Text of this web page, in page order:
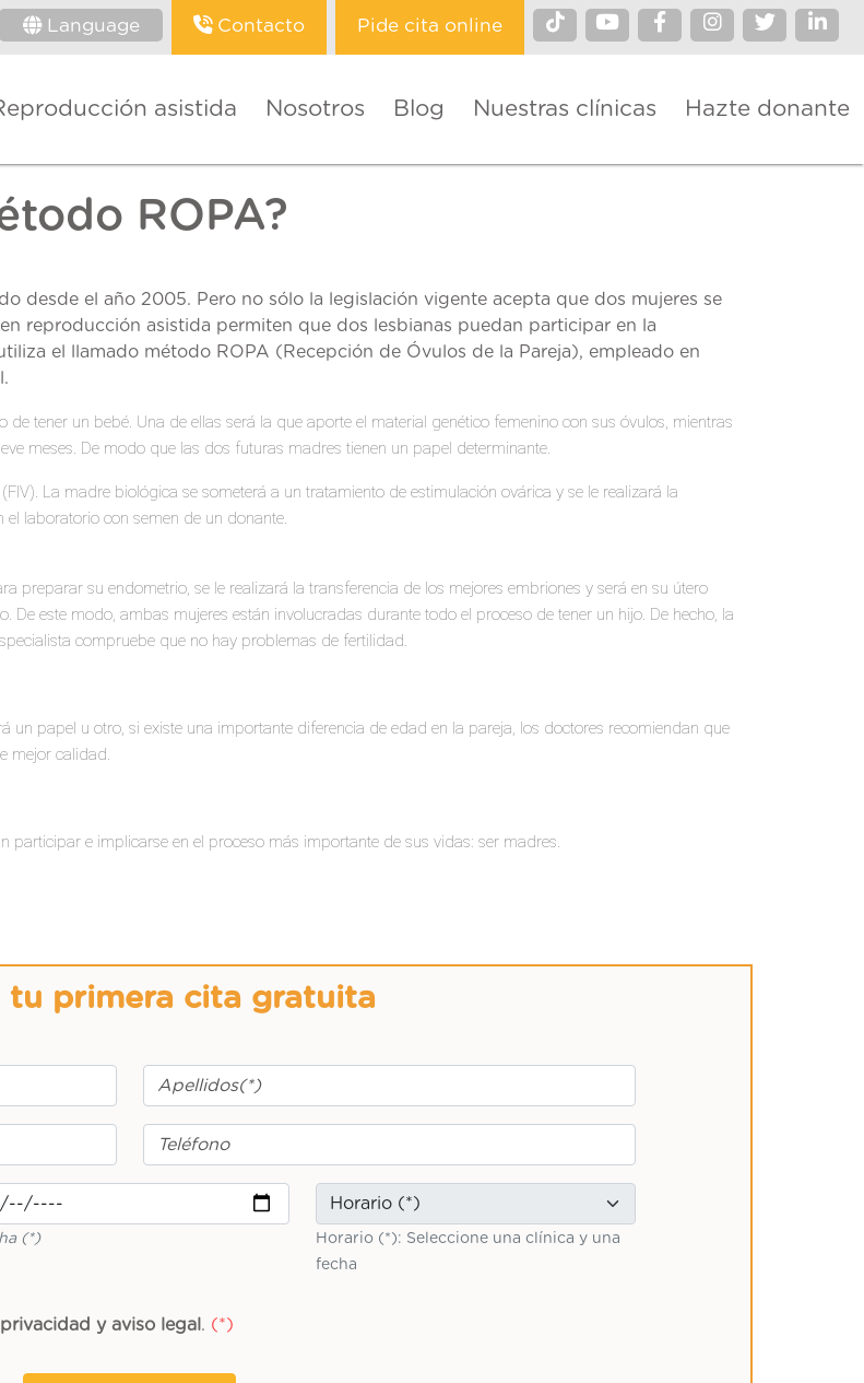
Pide cita online
Contacto
Language
asistida Nosotros Blog Nuestras clínicas Hazte donante
ROPA?
desde el año 2005. Pero no sólo la legislación vigente acepta que dos mujeres se
reproducción asistida permiten que dos lesbianas puedan participar en la
el llamado método ROPA (Recepción de Óvulos de la Pareja), empleado en
tener un bebé. Una de ellas será la que aporte el material genético femenino con sus óvulos, mientras
meses. De modo que las dos futuras madres tienen un papel determinante.
La madre biológica se someterá a un tratamiento de estimulación ovárica y se le realizará la
laboratorio con semen de un donante.
preparar su endometrio, se le realizará la transferencia de los mejores embriones y será en su útero
este modo, ambas mujeres están involucradas durante todo el proceso de tener un hijo. De hecho, la
compruebe que no hay problemas de fertilidad.
un papel u otro, si existe una importante diferencia de edad en la pareja, los doctores recomiendan que
mejor calidad.
e implicarse en el proceso más importante de sus vidas: ser madres.
tu primera cita gratuita
(*)
Horario (*): Seleccione una clínica y una
fecha
y aviso legal .